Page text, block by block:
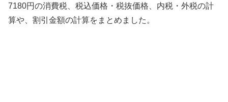
7180円の消費税、税込価格・税抜価格、内税・外税の計
算や、割引金額の計算をまとめました。